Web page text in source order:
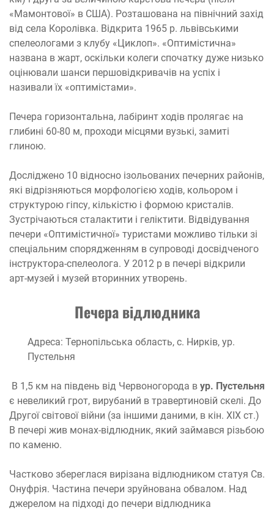
«Мамонтової» в США). Розташована на північний захід
від села Королівка. Відкрита 1965 р. львівськими
спелеологами з клубу «Циклоп». «Оптимістична»
названа в жарт, оскільки колеги спочатку дуже низько
оцінювали шанси першовідкривачів на успіх і
називали їх «оптимістами».
Печера горизонтальна, лабіринт ходів пролягає на
глибині 60-80 м, проходи місцями вузькі, замиті
глиною.
Досліджено 10 відносно ізольованих печерних районів,
які відрізняються морфологією ходів, кольором і
структурою гіпсу, кількістю і формою кристалів.
Зустрічаються сталактити і геліктити. Відвідування
печери «Оптимістичної» туристами можливо тільки зі
спеціальним спорядженням в супроводі досвідченого
інструктора-спелеолога. У 2012 р в печері відкрили
арт-музей і музей вторинних утворень.
Печера відлюдника
Адреса: Тернопільська область, с. Нирків, ур.
Пустельня
В 1,5 км на південь від Червоногорода в ур. Пустельня
є невеликий грот, вирубаний в травертиновій скелі. До
Другої світової війни (за іншими даними, в кін. XIX ст.)
В печері жив монах-відлюдник, який займався різьбою
по каменю.
Частково збереглася вирізана відлюдником статуя Св.
Онуфрія. Частина печери зруйнована обвалом. Над
джерелом на підході до печери відлюдника